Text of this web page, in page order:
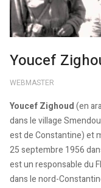
Youcef
WEBMASTER
Youcef Zighoud(en
dans le village
est de Constantine) et
25 septembre 1956
est un responsable du
dans le nord-